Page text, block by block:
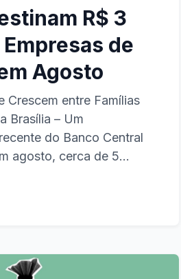
R$ 3
de
Agosto
Crescem entre Famílias
do Banco Central
agosto, cerca de 5